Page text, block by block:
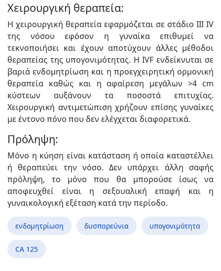
Χειρουργική θεραπεία:
Η χειρουργική θεραπεία εφαρμόζεται σε στάδιο ΙΙΙ IV
της νόσου εφόσον η γυναίκα επιθυμεί να
τεκνοποιήσει και έχουν αποτύχουν άλλες μέθοδοι
θεραπείας της υπογονιμότητας. Η IVF ενδείκνυται σε
βαριά ενδομητρίωση και η προεγχειρητική ορμονική
θεραπεία καθώς και η αφαίρεση μεγάλων >4 cm
κύστεων αυξάνουν τα ποσοστά επιτυχίας.
Χειρουργική αντιμετώπιση χρήζουν επίσης γυναίκες
με έντονο πόνο που δεν ελέγχεται διαφορετικά.
Πρόληψη:
Μόνο η κύηση είναι κατάσταση ή οποία καταστέλλει
ή θεραπεύει την νόσο. Δεν υπάρχει άλλη σαφής
πρόληψη, το μόνο που θα μπορούσε ίσως να
αποφευχθεί είναι η σεξουαλική επαφή και η
γυναικολογική εξέταση κατά την περίοδο.
ενδομητρίωση δυσπαρεύνια υπογονιμότητα
CA 125